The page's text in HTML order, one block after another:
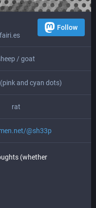
Follow
/ goat
and cyan dots)
rat
@sh33p
(whether